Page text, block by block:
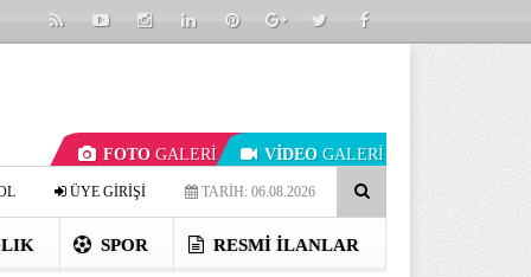
FOTO GALERİ VİDEO GALERİ
TARİH: 06.08.2026
ÜYE GİRİŞİ
SPOR RESMI İLANLAR